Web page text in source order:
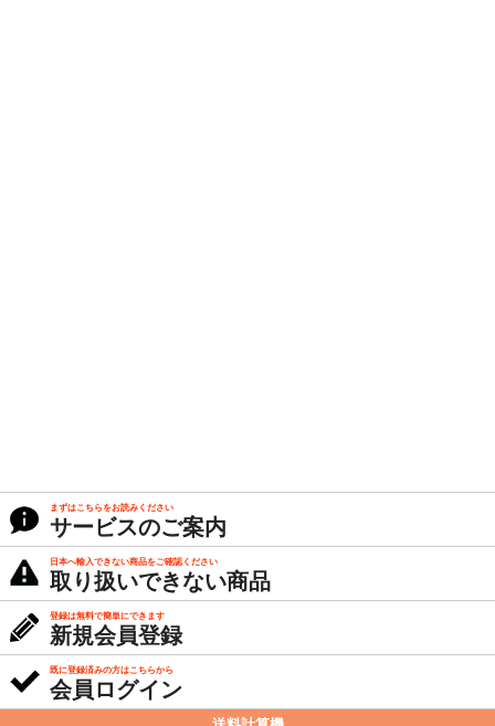
まずはこちらをお読みください
サービスのご案内
日本へ輸入できない商品をご確認ください
取り扱いできない商品
登録は無料で簡単にできます
新規会員登録
既に登録済みの方はこちらから
会員ログイン